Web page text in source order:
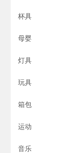
杯具
母婴
灯具
玩具
箱包
运动
音乐